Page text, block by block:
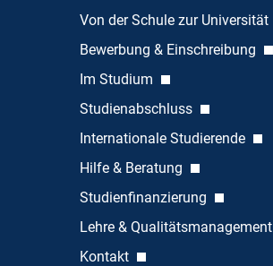
Von der Schule zur Universität
Bewerbung & Einschreibung
Im Studium
Studienabschluss
Internationale Studierende
Hilfe & Beratung
Studienfinanzierung
Lehre & Qualitätsmanagement
Kontakt